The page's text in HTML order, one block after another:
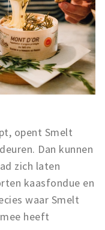
opent Smelt
Dan kunnen
zich laten
kaasfondue en
waar Smelt
heeft